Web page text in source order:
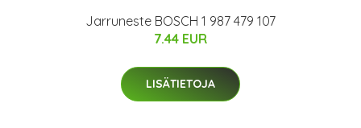
Jarruneste BOSCH 1 987 479 107
7.44 EUR
LISÄTIETOJA